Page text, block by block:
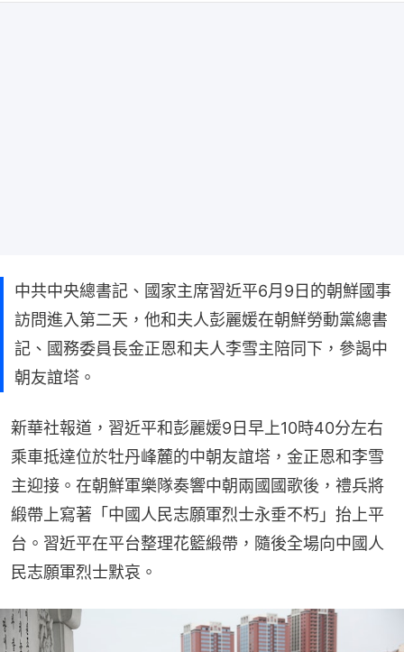
中共中央總書記、國家主席習近平6月9日的朝鮮國事
訪問進入第二天，他和夫人彭麗媛在朝鮮勞動黨總書
記、國務委員長金正恩和夫人李雪主陪同下，參謁中
朝友誼塔。
新華社報道，習近平和彭麗媛9日早上10時40分左右
乘車抵達位於牡丹峰麓的中朝友誼塔，金正恩和李雪
主迎接。在朝鮮軍樂隊奏響中朝兩國國歌後，禮兵將
緞帶上寫著「中國人民志願軍烈士永垂不朽」抬上平
台。習近平在平台整理花籃緞帶，隨後全場向中國人
民志願軍烈士默哀。